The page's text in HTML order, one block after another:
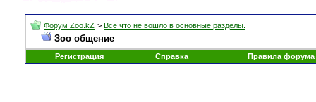
Форум Zoo.kZ > Всё что не вошло в основные разделы.
Зоо общение
Регистрация Справка Правила форума